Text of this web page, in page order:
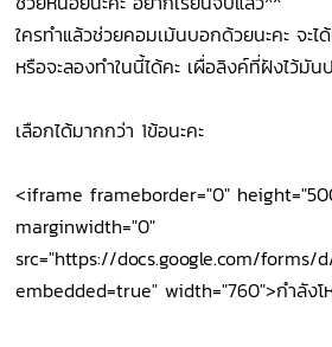
ใครทำแล้วช่วยคอมเม้นบอกด้วยนะคะ จะ
หรือจะลองทำในนี้ได้คะ เผื่อลิงค์ที่ฝังไว้มัน
เลือกได้มากกว่า 1ข้อนะคะ
<iframe frameborder="0"
marginwidth="0"
src="https://docs.google.com/forms/
embedded=true" width="760">กำลัง